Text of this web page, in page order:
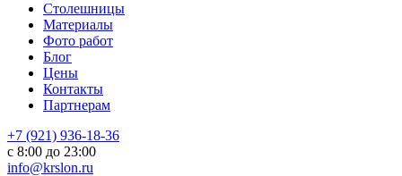
Столешницы
Материалы
Фото работ
Блог
Цены
Контакты
Партнерам
+7 (921) 936-18-36
с 8:00 до 23:00
info@krslon.ru